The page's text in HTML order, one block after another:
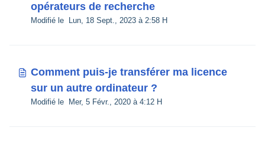
opérateurs de recherche
Modifié le Lun, 18 Sept., 2023 à 2:58 H
Comment puis-je transférer ma licence
sur un autre ordinateur ?
Modifié le Mer, 5 Févr., 2020 à 4:12 H